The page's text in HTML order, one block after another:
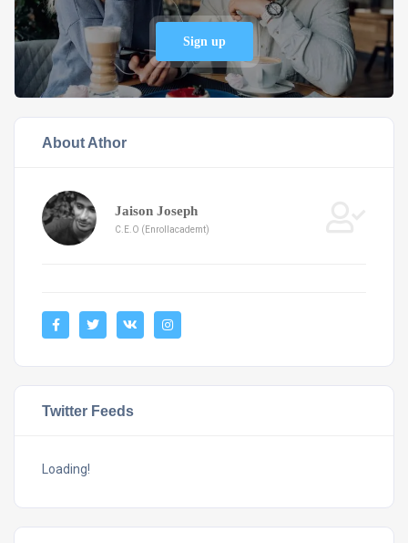
Sign up
About Athor
Jaison Joseph
C.E.O (Enrollacademt)
Twitter Feeds
Loading!